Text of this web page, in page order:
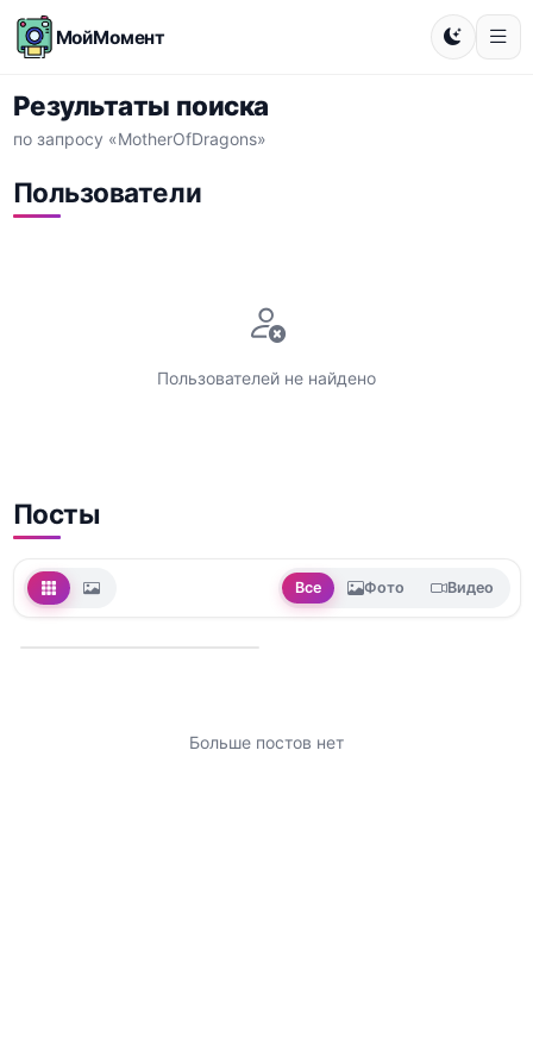
МойМомент
Результаты поиска
по запросу «MotherOfDragons»
Пользователи
Пользователей не найдено
Посты
Все Фото Видео
Больше постов нет